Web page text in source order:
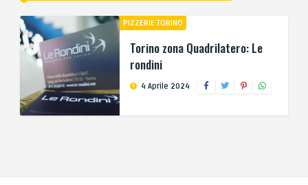
PIZZERIE TORINO
Torino zona Quadrilatero: Le
rondini
4 Aprile 2024